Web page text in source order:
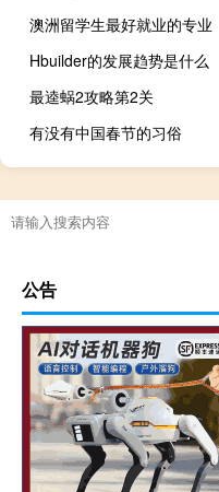
澳洲留学生最好就业的专业
Hbuilder的发展趋势是什么
最逵蜗2攻略第2关
有没有中国春节的习俗
公告